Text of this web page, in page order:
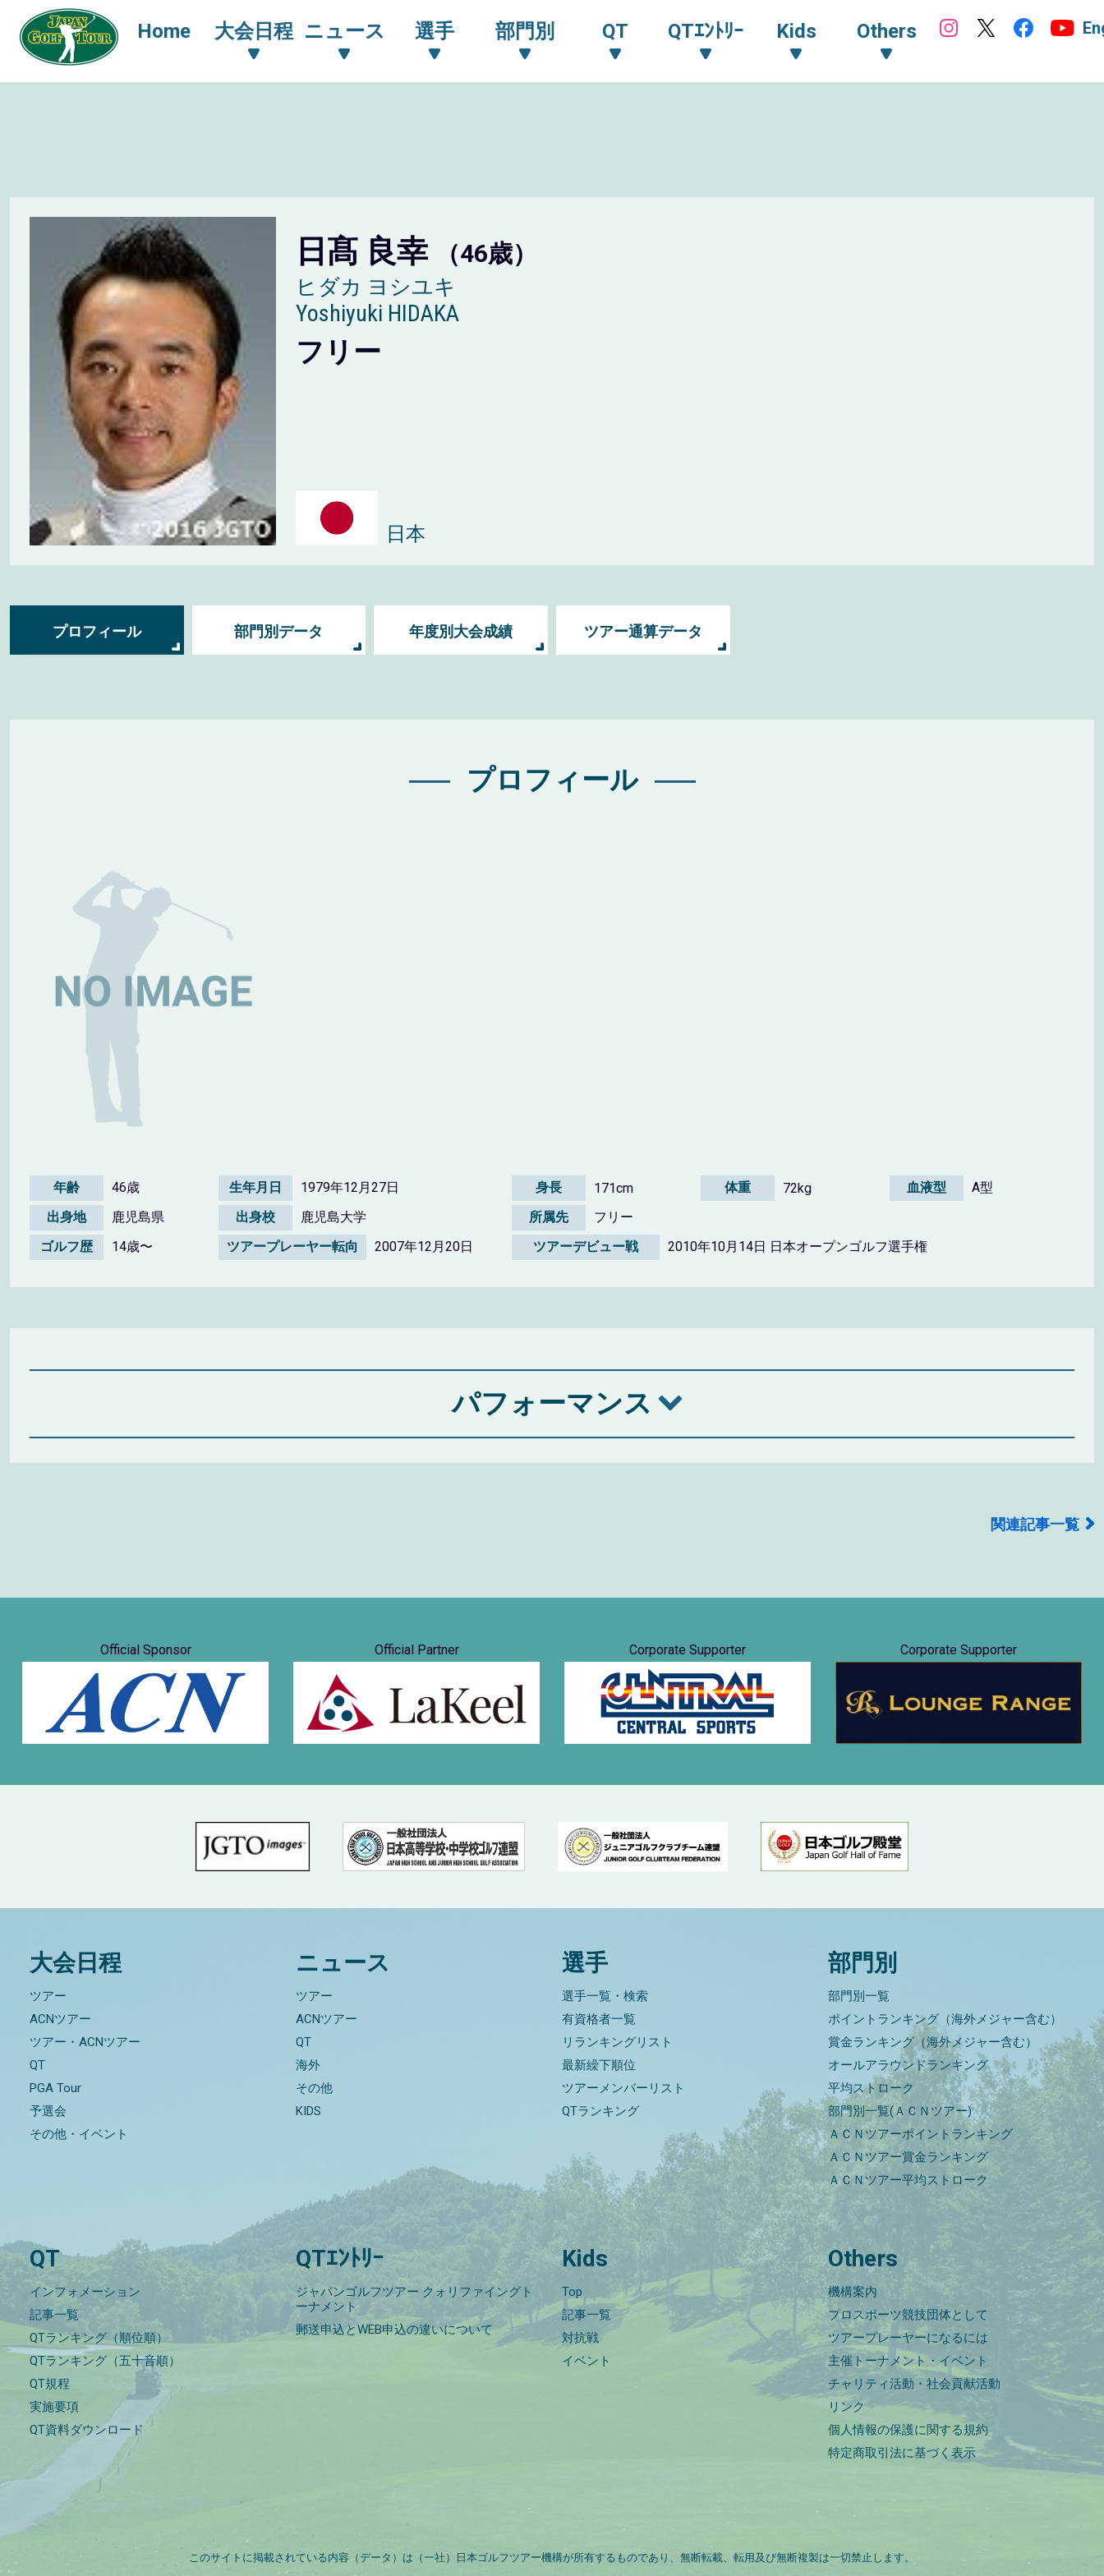
Home 大会日程 ニュース 選手 部門別 QT QTｴﾝﾄﾘｰ Kids Others
日髙 良幸 （46歳）
ヒダカ ヨシユキ
Yoshiyuki HIDAKA
フリー
日本
プロフィール 部門別データ 年度別大会成績 ツアー通算データ
プロフィール
年齢 46歳 生年月日 1979年12月27日 身長 171cm 体重 72kg 血液型
A型
出身地
鹿児島県 出身校 鹿児島大学 所属先
フリー
ゴルフ歴
14歳〜 ツアープレーヤー転向 2007年12月20日 ツアーデビュー戦 2010年10月14日 日本オープンゴルフ選手権
パフォーマンス
関連記事一覧
Official Sponsor Official Partner Corporate Supporter Corporate Supporter
大会日程
ツアー
ACNツアー
ツアー・ACNツアー
QT
PGA Tour
予選会
その他・イベント
ニュース
ツアー
ACNツアー
QT
海外
その他
KIDS
選手
選手一覧・検索
有資格者一覧
リランキングリスト
最新繰下順位
ツアーメンバーリスト
QTランキング
部門別
部門別一覧
ポイントランキング（海外メジャー含む）
賞金ランキング（海外メジャー含む）
オールアラウンドランキング
平均ストローク
部門別一覧(ＡＣＮツアー)
ＡＣＮツアーポイントランキング
ＡＣＮツアー賞金ランキング
ＡＣＮツアー平均ストローク
QT
インフォメーション
記事一覧
QTランキング（順位順）
QTランキング（五十音順）
QT規程
実施要項
QT資料ダウンロード
QTｴﾝﾄﾘｰ
ジャパンゴルフツアー クォリファイングト
ーナメント
郵送申込とWEB申込の違いについて
Kids
Top
記事一覧
対抗戦
イベント
Others
機構案内
プロスポーツ競技団体として
ツアープレーヤーになるには
主催トーナメント・イベント
チャリティ活動・社会貢献活動
リンク
個人情報の保護に関する規約
特定商取引法に基づく表示
このサイトに掲載されている内容（データ）は（一社）日本ゴルフツアー機構が所有するものであり、無断転載、転用及び無断複製は一切禁止します。